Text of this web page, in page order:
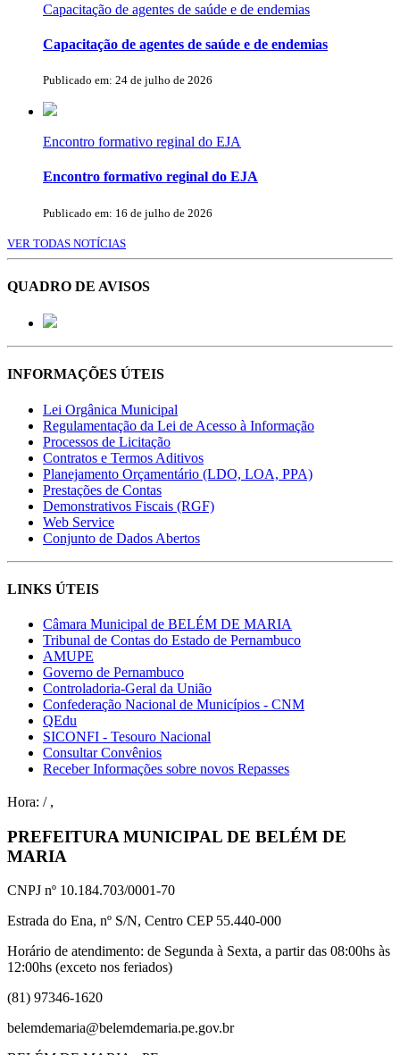
Capacitação de agentes de saúde e de endemias
Capacitação de agentes de saúde e de endemias
Publicado em: 24 de julho de 2026
Encontro formativo reginal do EJA
Encontro formativo reginal do EJA
Publicado em: 16 de julho de 2026
VER TODAS NOTÍCIAS
QUADRO DE AVISOS
INFORMAÇÕES ÚTEIS
Lei Orgânica Municipal
Regulamentação da Lei de Acesso à Informação
Processos de Licitação
Contratos e Termos Aditivos
Planejamento Orçamentário (LDO, LOA, PPA)
Prestações de Contas
Demonstrativos Fiscais (RGF)
Web Service
Conjunto de Dados Abertos
LINKS ÚTEIS
Câmara Municipal de BELÉM DE MARIA
Tribunal de Contas do Estado de Pernambuco
AMUPE
Governo de Pernambuco
Controladoria-Geral da União
Confederação Nacional de Municípios - CNM
QEdu
SICONFI - Tesouro Nacional
Consultar Convênios
Receber Informações sobre novos Repasses
Hora: / ,
PREFEITURA MUNICIPAL DE BELÉM DE
MARIA
CNPJ nº 10.184.703/0001-70
Estrada do Ena, nº S/N, Centro CEP 55.440-000
Horário de atendimento: de Segunda à Sexta, a partir das 08:00hs às
12:00hs (exceto nos feriados)
(81) 97346-1620
belemdemaria@belemdemaria.pe.gov.br